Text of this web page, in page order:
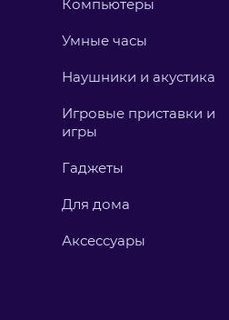
Компьютеры
Умные часы
Наушники и акустика
Игровые приставки и
игры
Гаджеты
Для дома
Аксессуары